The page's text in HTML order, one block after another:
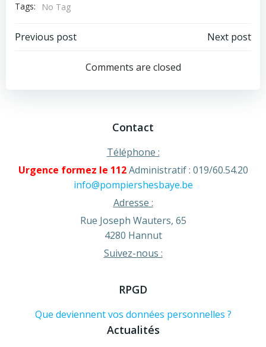
Tags:
No Tag
Post
navigation
Previous post
navigation
Next post
Comments are closed
Contact
Téléphone :
Urgence formez le 112Administratif : 019/60.54.20
info@pompiershesbaye.be
Adresse :
Rue Joseph Wauters, 65
4280 Hannut
Suivez-nous :
RPGD
Que deviennent vos données personnelles ?
Actualités